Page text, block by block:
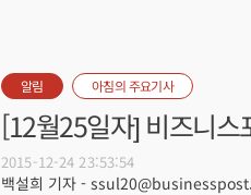
알림 아침의 주요기사
[12월25일자] 비즈니
2015-12-24 23:53:54
백설희 기자 -